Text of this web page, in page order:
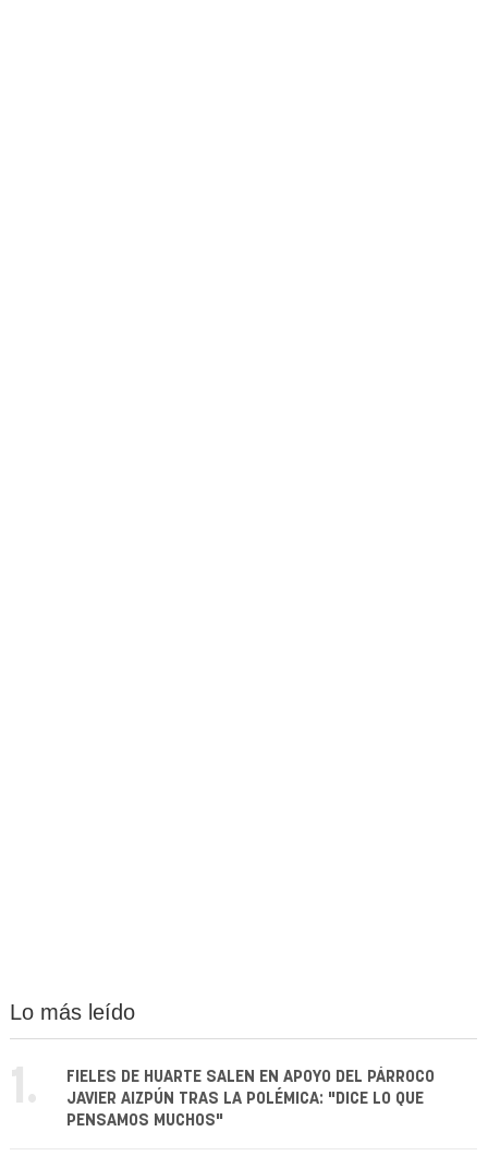
Lo más leído
1.
FIELES DE HUARTE SALEN EN APOYO DEL PÁRROCO
JAVIER AIZPÚN TRAS LA POLÉMICA: "DICE LO QUE
PENSAMOS MUCHOS"